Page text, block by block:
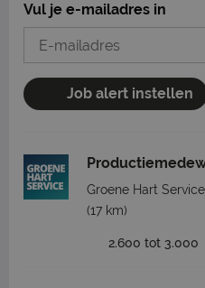
Vul je e-mailadres in
Job alert instellen
Groene Hart
(17 km)
2.600 tot 3.000